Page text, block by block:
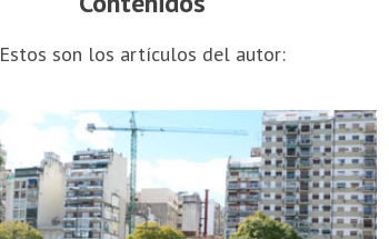
Estos son los artículos del autor: